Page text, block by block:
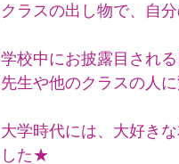
クラスの出し物で、自
学校中にお披露目され
先生や他のクラスの人
大学時代には、大好き
した★